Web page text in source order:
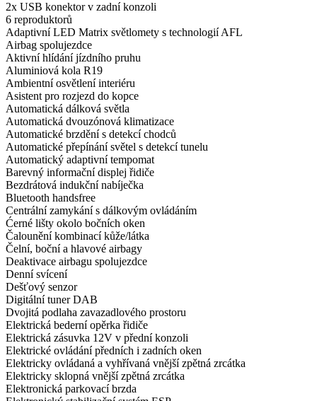
2x USB konektor v zadní konzoli
6 reproduktorů
Adaptivní LED Matrix světlomety s technologií AFL
Airbag spolujezdce
Aktivní hlídání jízdního pruhu
Aluminiová kola R19
Ambientní osvětlení interiéru
Asistent pro rozjezd do kopce
Automatická dálková světla
Automatická dvouzónová klimatizace
Automatické brzdění s detekcí chodců
Automatické přepínání světel s detekcí tunelu
Automatický adaptivní tempomat
Barevný informační displej řidiče
Bezdrátová indukční nabíječka
Bluetooth handsfree
Centrální zamykání s dálkovým ovládáním
Ćerné lišty okolo bočních oken
Čalounění kombinací kůže/látka
Čelní, boční a hlavové airbagy
Deaktivace airbagu spolujezdce
Denní svícení
Dešťový senzor
Digitální tuner DAB
Dvojitá podlaha zavazadlového prostoru
Elektrická bederní opěrka řidiče
Elektrická zásuvka 12V v přední konzoli
Elektrické ovládání předních i zadních oken
Elektricky ovládaná a vyhřívaná vnější zpětná zrcátka
Elektricky sklopná vnější zpětná zrcátka
Elektronická parkovací brzda